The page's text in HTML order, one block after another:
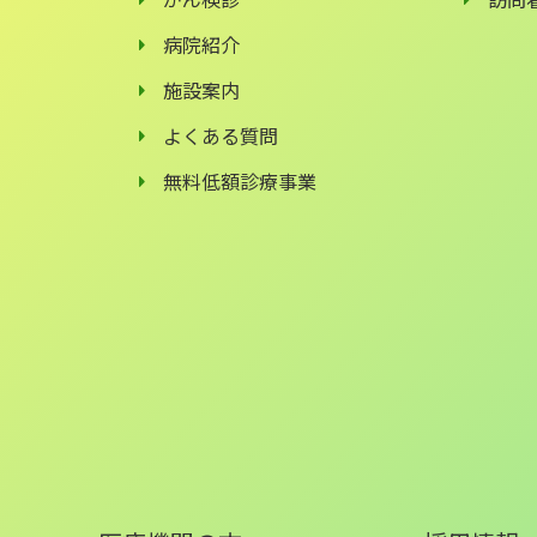
病院紹介
施設案内
よくある質問
無料低額診療事業